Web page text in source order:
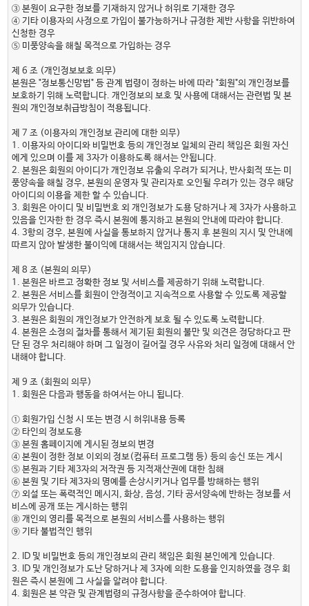
③ 본원이 요구한 정보를 기재하지 않거나 허위로 기재한 경우
④ 기타 이용자의 사정으로 가입이 불가능하거나 규정한 제반 사항을 위반하여
신청한 경우
⑤ 미풍양속을 해칠 목적으로 가입하는 경우
제 6 조 (개인정보보호 의무)
본원은 "정보통신망법" 등 관계 법령이 정하는 바에 따라 "회원"의 개인정보를
보호하기 위해 노력합니다. 개인정보의 보호 및 사용에 대해서는 관련법 및 본
원의 개인정보취급방침이 적용됩니다.
제 7 조 (이용자의 개인정보 관리에 대한 의무)
1. 이용자의 아이디와 비밀번호 등의 개인정보 일체의 관리 책임은 회원 자신
에게 있으며 이를 제 3자가 이용하도록 해서는 안됩니다.
2. 본원은 회원의 아이디가 개인정보 유출의 우려가 되거나, 반사회적 또는 미
풍양속을 해칠 경우, 본원의 운영자 및 관리자로 오인될 우려가 있는 경우 해당
아이디의 이용을 제한 할 수 있습니다.
3. 회원은 아이디 및 비밀번호 외 개인정보가 도용 당하거나 제 3자가 사용하고
있음을 인자한 한 경우 즉시 본원에 통지하고 본원의 안내에 따라야 합니다.
4. 3항의 경우, 본원에 사실을 통보하지 않거나 통지 후 본원의 지시 및 안내에
따르지 않아 발생한 불이익에 대해서는 책임지지 않습니다.
제 8 조 (본원의 의무)
1. 본원은 바르고 정확한 정보 및 서비스를 제공하기 위해 노력합니다.
2. 본원은 서비스를 회원이 안정적이고 지속적으로 사용할 수 있도록 제공할
의무가 있습니다.
3. 본원은 회원의 개인정보가 안전하게 보호 될 수 있도록 노력합니다.
4. 본원은 소정의 절차를 통해서 제기된 회원의 불만 및 의견은 정당하다고 판
단 된 경우 처리해야 하며 그 일정이 길어질 경우 사유와 처리 일정에 대해서 안
내해야 합니다.
제 9 조 (회원의 의무)
1. 회원은 다음과 행동을 하여서는 아니 됩니다.
① 회원가입 신청 시 또는 변경 시 허위내용 등록
② 타인의 정보도용
③ 본원 홈페이지에 게시된 정보의 변경
④ 본원이 정한 정보 이외의 정보(컴퓨터 프로그램 등) 등의 송신 또는 게시
⑤ 본원과 기타 제3자의 저작권 등 지적재산권에 대한 침해
⑥ 본원 및 기타 제3자의 명예를 손상시키거나 업무를 방해하는 행위
⑦ 외설 또는 폭력적인 메시지, 화상, 음성, 기타 공서양속에 반하는 정보를 서
비스에 공개 또는 게시하는 행위
⑧ 개인의 영리를 목적으로 본원의 서비스를 사용하는 행위
⑨ 기타 불법적인 행위
2. ID 및 비밀번호 등의 개인정보의 관리 책임은 회원 본인에게 있습니다.
3. ID 및 개인정보가 도난 당하거나 제 3자에 의한 도용을 인지하였을 경우 회
원은 즉시 본원에 그 사실을 알려야 합니다.
4. 회원은 본 약관 및 관계법령의 규정사항을 준수하여야 합니다.